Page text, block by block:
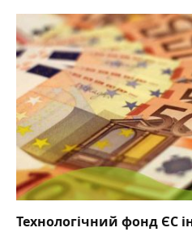
Технологічний фонд ЄС